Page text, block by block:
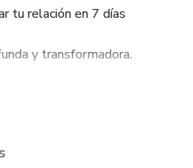
tu relación en 7 días
y transformadora.
de 7 libros esenciales